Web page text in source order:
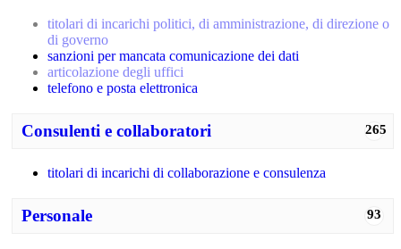
titolari di incarichi politici, di amministrazione, di direzione o
di governo
sanzioni per mancata comunicazione dei dati
articolazione degli uffici
telefono e posta elettronica
265
Consulenti e collaboratori
titolari di incarichi di collaborazione e consulenza
93
Personale